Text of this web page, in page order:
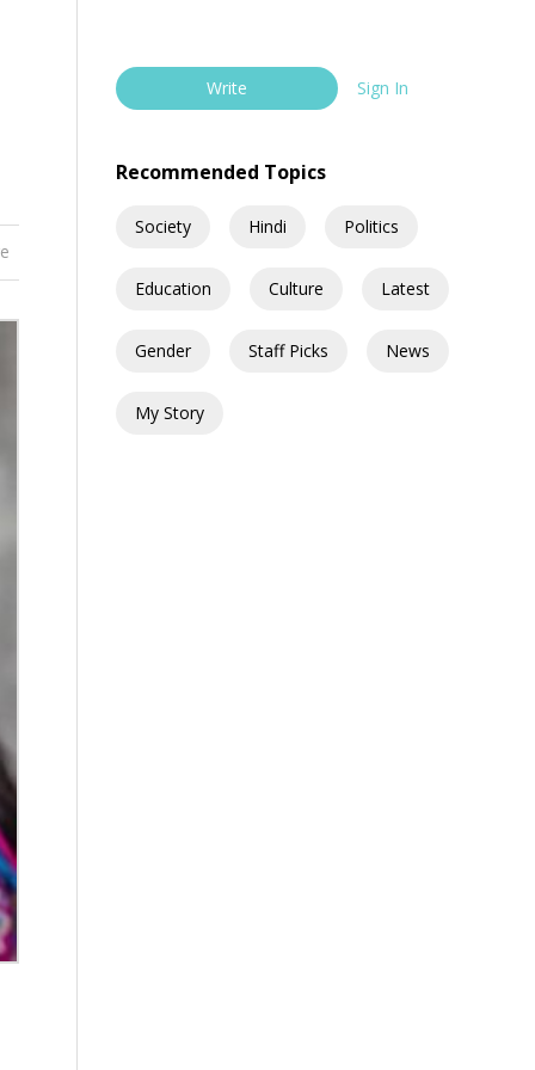
Write Sign In
Recommended Topics
Society Hindi Politics
Education Culture Latest
Gender Staff Picks News
My Story